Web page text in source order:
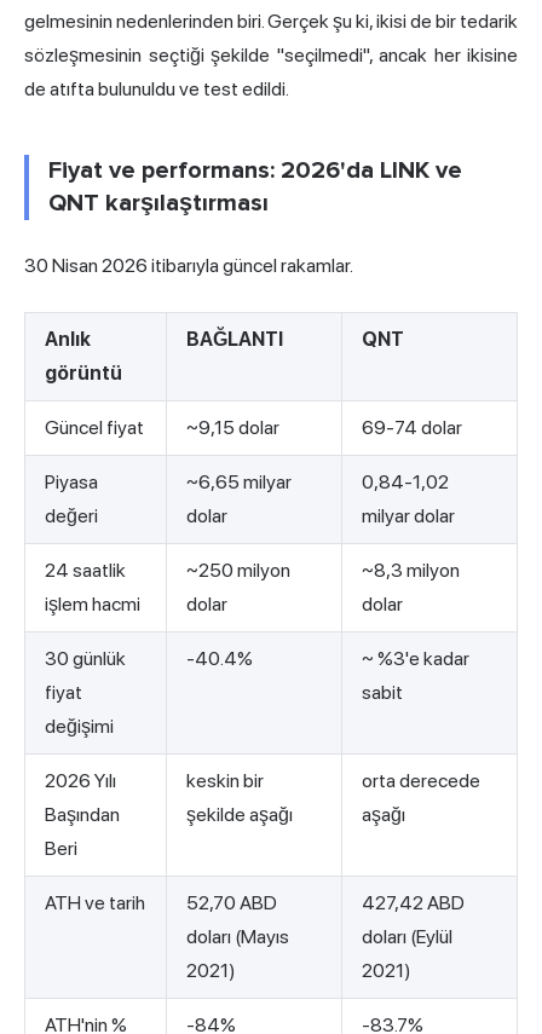
gelmesinin nedenlerinden biri. Gerçek şu ki, ikisi de bir tedarik
sözleşmesinin seçtiği şekilde "seçilmedi", ancak her ikisine
de atıfta bulunuldu ve test edildi.
Fiyat ve performans: 2026'da LINK ve
QNT karşılaştırması
30 Nisan 2026 itibarıyla güncel rakamlar.
Anlık
görüntü
BAĞLANTI QNT
Güncel fiyat ~9,15 dolar 69-74 dolar
Piyasa
değeri
~6,65 milyar
dolar
0,84-1,02
milyar dolar
24 saatlik
işlem hacmi
~250 milyon
dolar
~8,3 milyon
dolar
30 günlük
fiyat
değişimi
-40.4%
~ %3'e kadar
sabit
2026 Yılı
Başından
Beri
keskin bir
şekilde aşağı
orta derecede
aşağı
ATH ve tarih
52,70 ABD
doları (Mayıs
2021)
427,42 ABD
doları (Eylül
2021)
ATH'nin %
-84% -83.7%